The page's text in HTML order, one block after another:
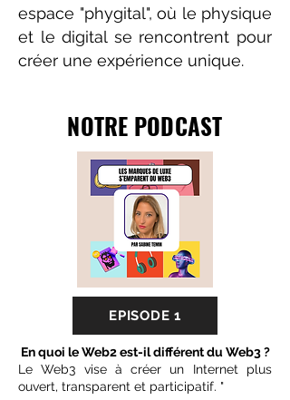
espace "phygital", où le physique
et le digital se rencontrent pour
créer une expérience unique.
NOTRE PODCAST
EPISODE 1
En quoi le Web2 est-il différent du Web3 ?
Le Web3 vise à créer un Internet plus
ouvert, transparent et participatif. "